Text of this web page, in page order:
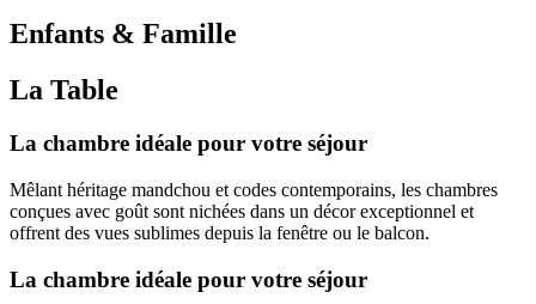
Enfants & Famille
La Table
La chambre idéale pour votre séjour
Mêlant héritage mandchou et codes contemporains, les chambres
conçues avec goût sont nichées dans un décor exceptionnel et
offrent des vues sublimes depuis la fenêtre ou le balcon.
La chambre idéale pour votre séjour